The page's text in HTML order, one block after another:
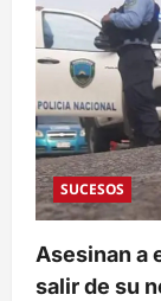
SUCESOS
Asesinan a
salir de su